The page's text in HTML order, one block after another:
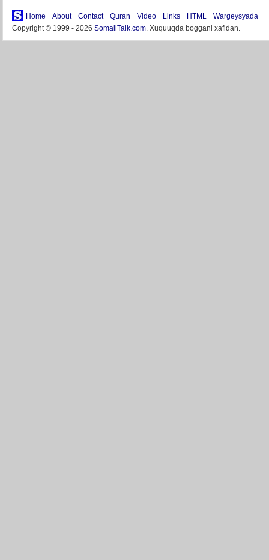
Home About Contact Quran Video Links HTML
Wargeysyada
Copyright © 1999 - 2026 SomaliTalk.com. Xuquuqda boggani xafidan.